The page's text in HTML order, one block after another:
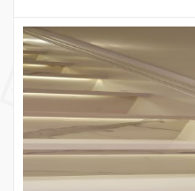
Alüminyum Süpürgelik
Alüminyum süpürgelik imalatı
uygulamalarını yapmaktayız.